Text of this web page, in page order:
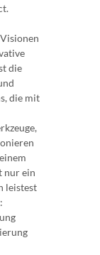
die
die mit
nur ein
leistest